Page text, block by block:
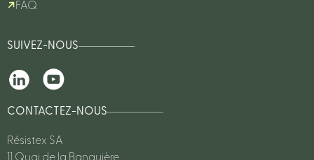
FAQ
SUIVEZ-NOUS
CONTACTEZ-NOUS
Résistex SA